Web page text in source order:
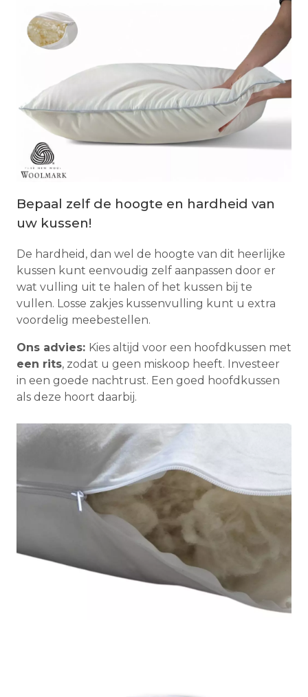
Bepaal zelf de hoogte en hardheid van
uw kussen!
De hardheid, dan wel de hoogte van dit heerlijke
kussen kunt eenvoudig zelf aanpassen door er
wat vulling uit te halen of het kussen bij te
vullen. Losse zakjes kussenvulling kunt u extra
voordelig meebestellen.
Ons advies: Kies altijd voor een hoofdkussen met
een rits, zodat u geen miskoop heeft. Investeer
in een goede nachtrust. Een goed hoofdkussen
als deze hoort daarbij.